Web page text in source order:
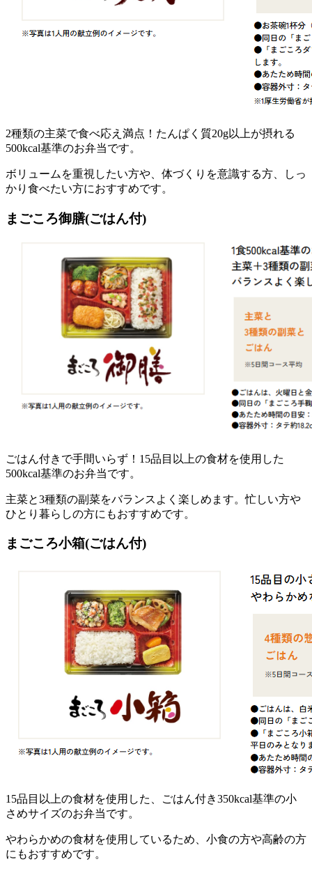
2種類の主菜で食べ応え満点！たんぱく質20g以上が摂れる
500kcal基準のお弁当です。
ボリュームを重視したい方や、体づくりを意識する方、しっ
かり食べたい方におすすめです。
まごころ御膳(ごはん付)
ごはん付きで手間いらず！15品目以上の食材を使用した
500kcal基準のお弁当です。
主菜と3種類の副菜をバランスよく楽しめます。忙しい方や
ひとり暮らしの方にもおすすめです。
まごころ小箱(ごはん付)
15品目以上の食材を使用した、ごはん付き350kcal基準の小
さめサイズのお弁当です。
やわらかめの食材を使用しているため、小食の方や高齢の方
にもおすすめです。